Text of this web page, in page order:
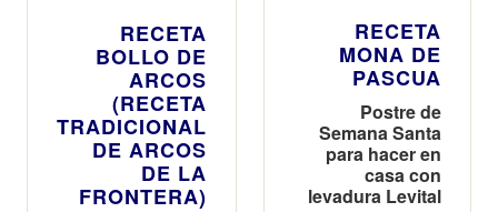
RECETA
BOLLO DE
ARCOS
(RECETA
TRADICIONAL
DE ARCOS
DE LA
FRONTERA)
RECETA
MONA DE
PASCUA
Postre de
Semana Santa
para hacer en
casa con
levadura Levital